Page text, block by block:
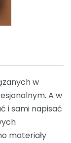
w
A w
i sami napisać
materiały